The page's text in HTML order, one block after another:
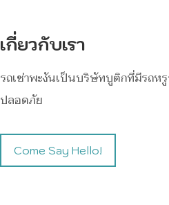
เกี่ยวกับเรา
รถเช่าพะงันเป็นบริษัทบูติกที่มีรถห
ปลอดภัย
Come Say Hello!